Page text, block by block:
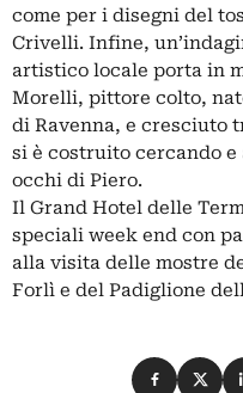
come per i disegni del
Crivelli. Infine,
artistico locale porta in
Morelli, pittore colto,
di Ravenna, e cresciuto
si è costruito cercando
occhi di Piero.
Il Grand Hotel delle
speciali week end con
alla visita delle mostre
Forlì e del Padiglione
Condividi